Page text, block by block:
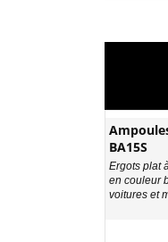
BA15S
Ergots plat
en couleur
voitures et